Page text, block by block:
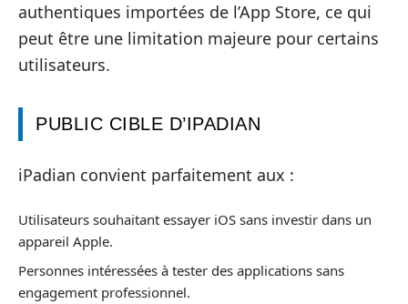
authentiques importées de l’App Store, ce qui
peut être une limitation majeure pour certains
utilisateurs.
PUBLIC CIBLE D’IPADIAN
iPadian convient parfaitement aux :
Utilisateurs souhaitant essayer iOS sans investir dans un
appareil Apple.
Personnes intéressées à tester des applications sans
engagement professionnel.